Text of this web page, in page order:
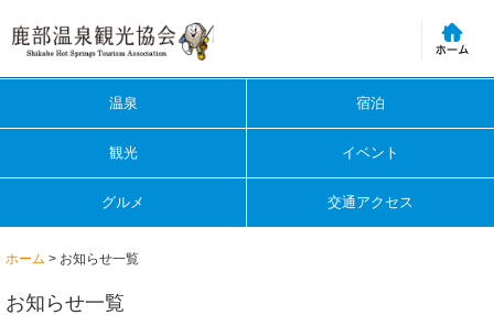
温泉 宿泊
観光 イベント
グルメ 交通アクセス
ホーム > お知らせ一覧
お知らせ一覧